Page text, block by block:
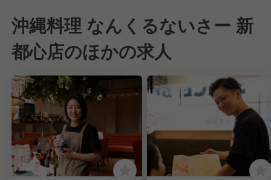
沖縄料理 なんくるないさー 新
都心店のほかの求人